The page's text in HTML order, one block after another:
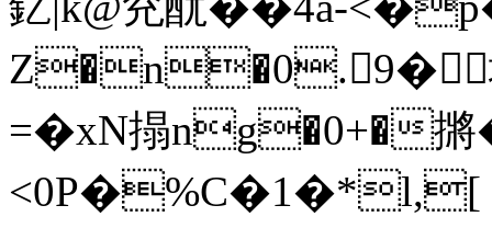
=�xN搨ng�0+�摪
<0P�%C�1�*l,[